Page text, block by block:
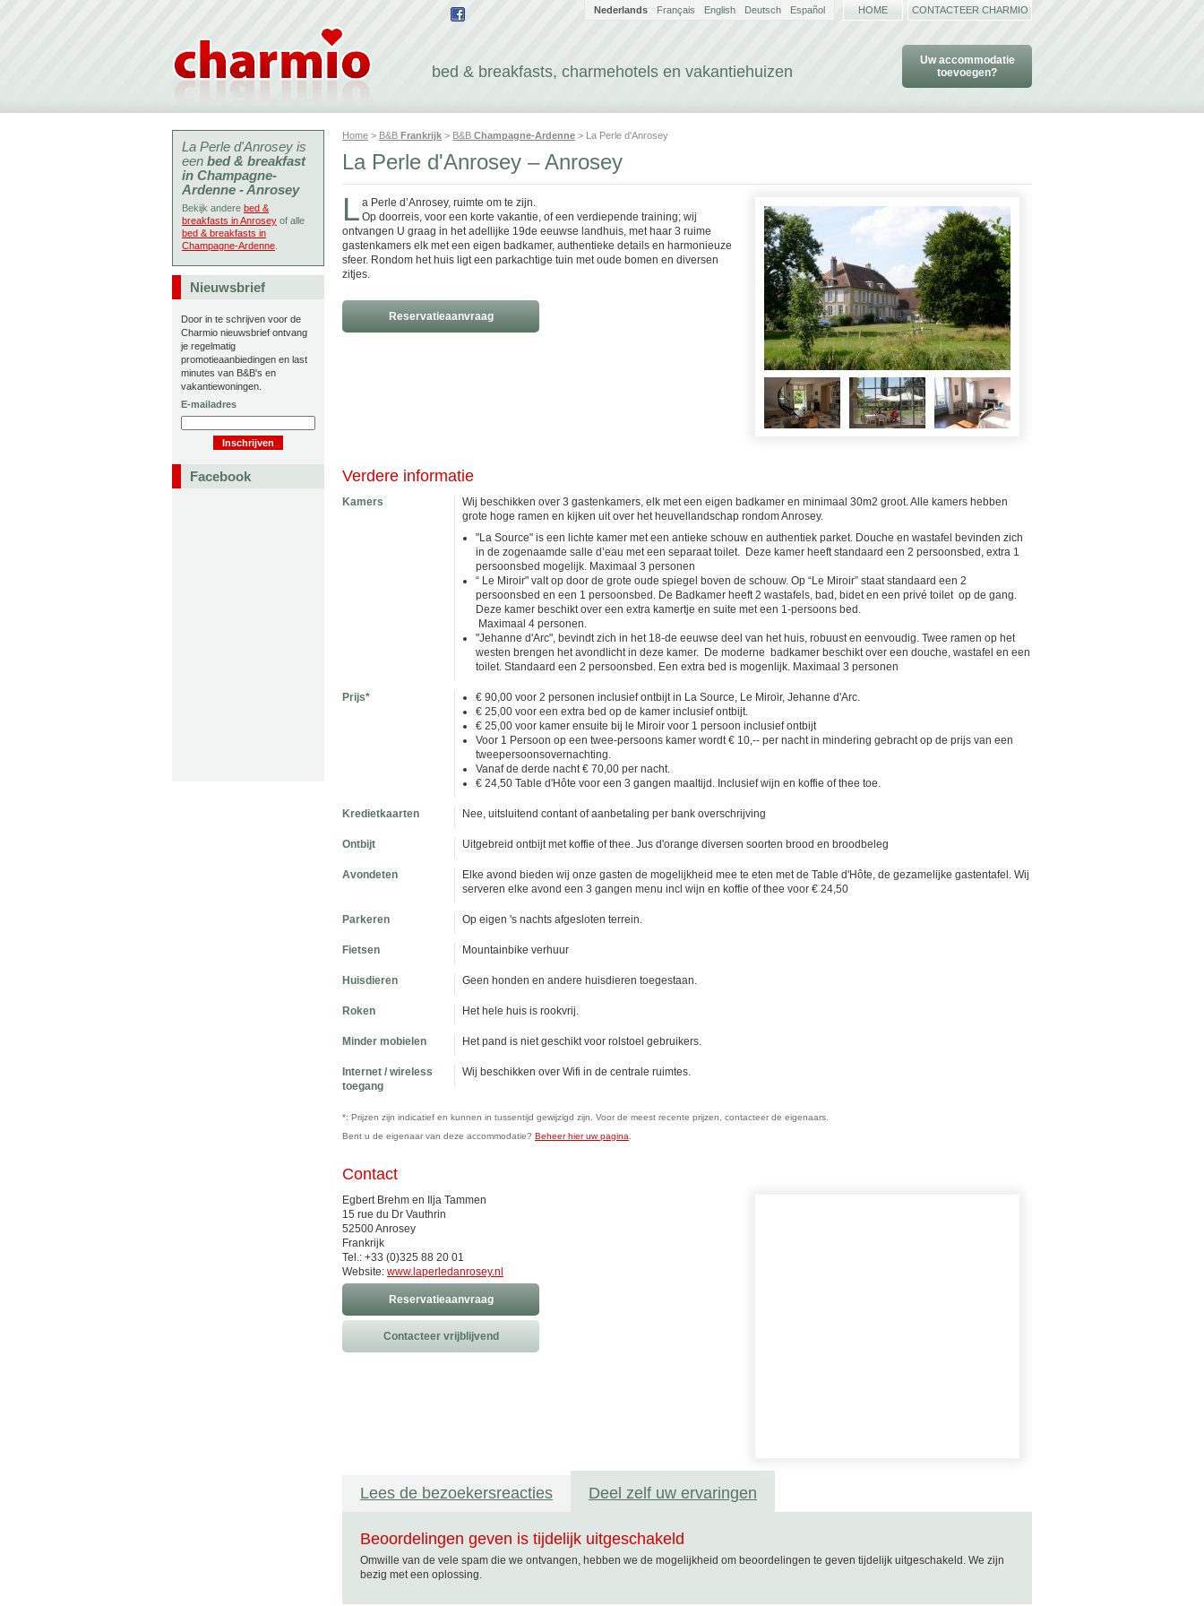
bed & breakfasts, charmehotels en vakantiehuizen
Uw accommodatie
toevoegen?
Nederlands Français English Deutsch Español HOME CONTACTEER CHARMIO
Home > B&B Frankrijk > B&B Champagne-Ardenne > La Perle d'Anrosey
La Perle d'Anrosey – Anrosey
L a Perle d’Anrosey, ruimte om te zijn.
Op doorreis, voor een korte vakantie, of een verdiepende training; wij
ontvangen U graag in het adellijke 19de eeuwse landhuis, met haar 3 ruime
gastenkamers elk met een eigen badkamer, authentieke details en harmonieuze
sfeer. Rondom het huis ligt een parkachtige tuin met oude bomen en diversen
zitjes.
Reservatieaanvraag
Verdere informatie
Kamers
Wij beschikken over 3 gastenkamers, elk met een eigen badkamer en minimaal 30m2 groot. Alle kamers hebben
grote hoge ramen en kijken uit over het heuvellandschap rondom Anrosey.
"La Source" is een lichte kamer met een antieke schouw en authentiek parket. Douche en wastafel bevinden zich
in de zogenaamde salle d’eau met een separaat toilet. Deze kamer heeft standaard een 2 persoonsbed, extra 1
persoonsbed mogelijk. Maximaal 3 personen
“ Le Miroir" valt op door de grote oude spiegel boven de schouw. Op “Le Miroir” staat standaard een 2
persoonsbed en een 1 persoonsbed. De Badkamer heeft 2 wastafels, bad, bidet en een privé toilet op de gang.
Deze kamer beschikt over een extra kamertje en suite met een 1-persoons bed.
Maximaal 4 personen.
"Jehanne d'Arc", bevindt zich in het 18-de eeuwse deel van het huis, robuust en eenvoudig. Twee ramen op het
westen brengen het avondlicht in deze kamer. De moderne badkamer beschikt over een douche, wastafel en een
toilet. Standaard een 2 persoonsbed. Een extra bed is mogenlijk. Maximaal 3 personen
Prijs*
€ 90,00 voor 2 personen inclusief ontbijt in La Source, Le Miroir, Jehanne d'Arc.
€ 25,00 voor een extra bed op de kamer inclusief ontbijt.
€ 25,00 voor kamer ensuite bij le Miroir voor 1 persoon inclusief ontbijt
Voor 1 Persoon op een twee-persoons kamer wordt € 10,-- per nacht in mindering gebracht op de prijs van een
tweepersoonsovernachting.
Vanaf de derde nacht € 70,00 per nacht.
€ 24,50 Table d'Hôte voor een 3 gangen maaltijd. Inclusief wijn en koffie of thee toe.
Kredietkaarten Nee, uitsluitend contant of aanbetaling per bank overschrijving
Ontbijt Uitgebreid ontbijt met koffie of thee. Jus d'orange diversen soorten brood en broodbeleg
Avondeten
Elke avond bieden wij onze gasten de mogelijkheid mee te eten met de Table d'Hôte, de gezamelijke gastentafel. Wij
serveren elke avond een 3 gangen menu incl wijn en koffie of thee voor € 24,50
Parkeren Op eigen 's nachts afgesloten terrein.
Fietsen Mountainbike verhuur
Huisdieren Geen honden en andere huisdieren toegestaan.
Roken Het hele huis is rookvrij.
Minder mobielen Het pand is niet geschikt voor rolstoel gebruikers.
Internet / wireless
toegang
Wij beschikken over Wifi in de centrale ruimtes.
*: Prijzen zijn indicatief en kunnen in tussentijd gewijzigd zijn. Voor de meest recente prijzen, contacteer de eigenaars.
Bent u de eigenaar van deze accommodatie? Beheer hier uw pagina
Contact
Egbert Brehm en Ilja Tammen
15 rue du Dr Vauthrin
52500 Anrosey
Frankrijk
Tel.: +33 (0)325 88 20 01
Website: www.laperledanrosey.nl
Reservatieaanvraag
Contacteer vrijblijvend
Lees de bezoekersreacties Deel zelf uw ervaringen
Beoordelingen geven is tijdelijk uitgeschakeld
Omwille van de vele spam die we ontvangen, hebben we de mogelijkheid om beoordelingen te geven tijdelijk uitgeschakeld. We zijn
bezig met een oplossing.
La Perle d'Anrosey is
een bed & breakfast
in Champagne-
Ardenne - Anrosey
Bekijk andere bed &
breakfasts in Anrosey of alle
bed & breakfasts in
Champagne-Ardenne
Nieuwsbrief
Door in te schrijven voor de
Charmio nieuwsbrief ontvang
je regelmatig
promotieaanbiedingen en last
minutes van B&B's en
vakantiewoningen.
E-mailadres
Facebook